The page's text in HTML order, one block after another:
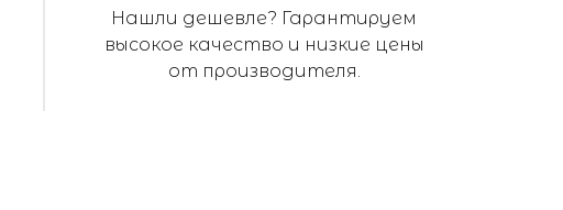
Нашли дешевле? Гарантируем
высокое качество и низкие цены
от производителя.